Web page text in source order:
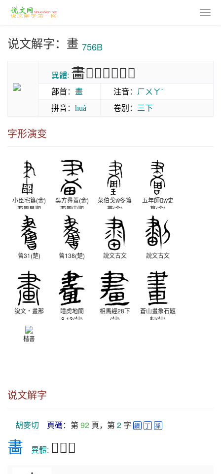
说文解字：畫 756B
異體: 畵𤲿𤲯𨽶𤱪𠟷𠞷
部首： 畫 注音： ㄏㄨㄚˋ
拼音： huà 卷別： 三下
字形演变
小臣宅簋(金)
西周早期
吳方彝蓋(金)
西周中期
彔伯戈冬簋
蓋(金)
西周中期
五年師史
簋(金)
西周晚期
曾31(楚) 曾138(楚) 說文古文 說文古文
說文‧畫部
睡虎地簡
8.13(隸)
相馬經28下
(隸)
蒼山畫象石題
記(隸)
楷書
说文解字
胡麥切 頁碼：第 92 頁，第 2 字 續 丁 孫
畵 異體: 𤲿𤲯畫